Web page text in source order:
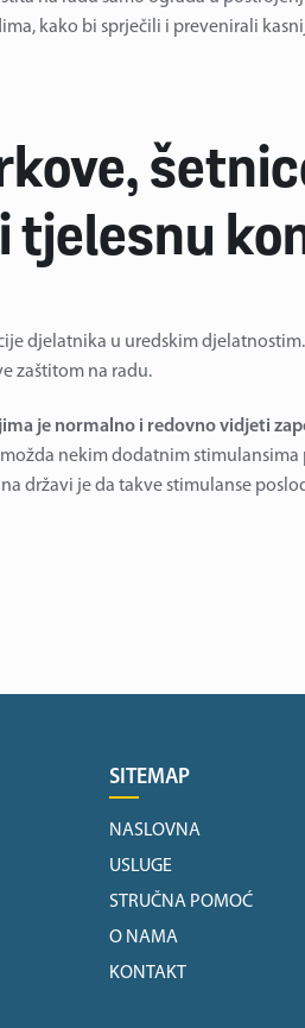
kako bi sprječili i prevenirali
tjelesnu
djelatnika u uredskim
zaštitom na radu.
je normalno i redovno vidjeti
nekim dodatnim
državi je da takve stimulanse
SITEMAP
NASLOVNA
USLUGE
STRUČNA POMOĆ
O NAMA
KONTAKT